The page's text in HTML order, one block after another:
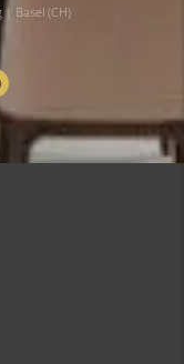
Basel (CH)